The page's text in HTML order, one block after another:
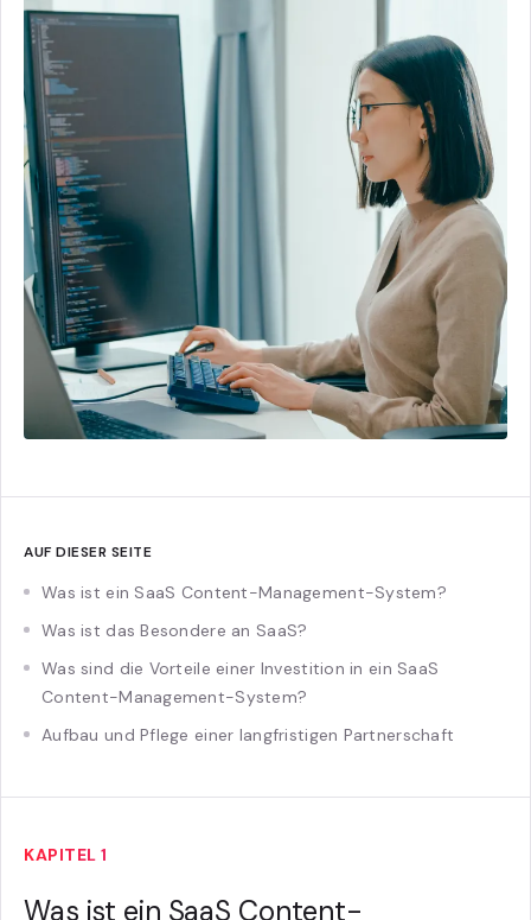
AUF DIESER SEITE
Was ist ein SaaS Content-Management-System?
Was ist das Besondere an SaaS?
Was sind die Vorteile einer Investition in ein SaaS
Content-Management-System?
Aufbau und Pflege einer langfristigen Partnerschaft
KAPITEL 1
Was ist ein SaaS Content-